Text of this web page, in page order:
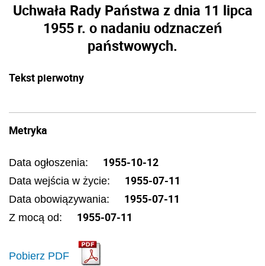
Uchwała Rady Państwa z dnia 11 lipca
1955 r. o nadaniu odznaczeń
państwowych.
Tekst pierwotny
Metryka
Data ogłoszenia: 1955-10-12
Data wejścia w życie: 1955-07-11
Data obowiązywania: 1955-07-11
Z mocą od: 1955-07-11
Pobierz PDF